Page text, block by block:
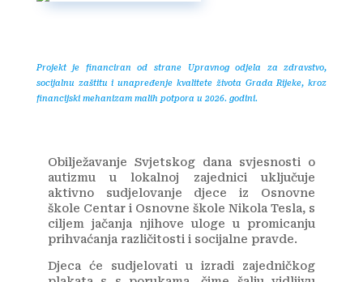
Projekt je financiran od strane
Upravnog odjela za zdravstvo,
socijalnu zaštitu i unapređenje kvalitete života Grada Rijeke, kroz
financijski mehanizam malih potpora u 2026. godini.
Obilježavanje Svjetskog dana svjesnosti o
autizmu u lokalnoj zajednici uključuje
aktivno sudjelovanje djece iz Osnovne
škole Centar i Osnovne škole Nikola Tesla, s
ciljem jačanja njihove uloge u promicanju
prihvaćanja različitosti i socijalne pravde.
Djeca će sudjelovati u izradi zajedničkog